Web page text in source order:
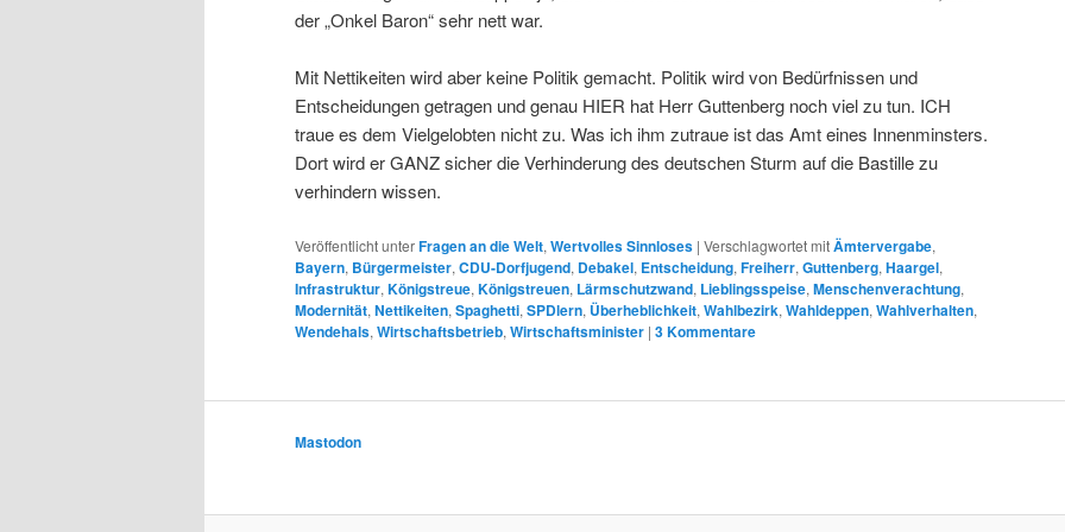
der „Onkel Baron“ sehr nett war.
Mit Nettikeiten wird aber keine Politik gemacht. Politik wird von Bedürfnissen und
Entscheidungen getragen und genau HIER hat Herr Guttenberg noch viel zu tun. ICH
traue es dem Vielgelobten nicht zu. Was ich ihm zutraue ist das Amt eines Innenminsters.
Dort wird er GANZ sicher die Verhinderung des deutschen Sturm auf die Bastille zu
verhindern wissen.
Veröffentlicht unterFragen an die Welt, Wertvolles Sinnloses | Verschlagwortet mitÄmtervergabe,
Bayern, Bürgermeister, CDU-Dorfjugend, Debakel, Entscheidung, Freiherr, Guttenberg, Haargel,
Infrastruktur, Königstreue, Königstreuen, Lärmschutzwand, Lieblingsspeise, Menschenverachtung,
Modernität, Nettikeiten, Spaghetti, SPDlern, Überheblichkeit, Wahlbezirk, Wahldeppen, Wahlverhalten,
Wendehals, Wirtschaftsbetrieb, Wirtschaftsminister | 3Kommentare
Mastodon